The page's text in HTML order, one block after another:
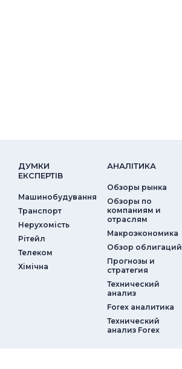
ДУМКИ
ЕКСПЕРТIВ
Машинобудування
Транспорт
Нерухомість
Рітейл
Телеком
Хімічна
АНАЛIТИКА
Обзоры рынка
Обзоры по
компаниям и
отраслям
Макроэкономика
Обзор облигаций
Прогнозы и
стратегия
Технический
анализ
Forex аналитика
Технический
анализ Forex